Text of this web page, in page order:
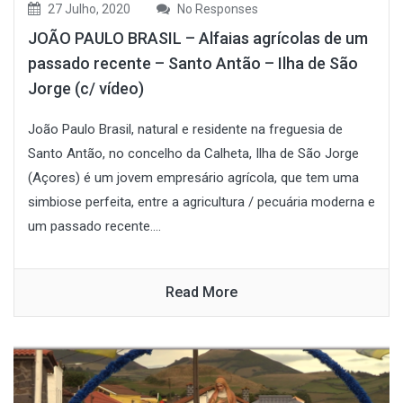
27 Julho, 2020 No Responses
JOÃO PAULO BRASIL – Alfaias agrícolas de um
passado recente – Santo Antão – Ilha de São
Jorge (c/ vídeo)
João Paulo Brasil, natural e residente na freguesia de
Santo Antão, no concelho da Calheta, Ilha de São Jorge
(Açores) é um jovem empresário agrícola, que tem uma
simbiose perfeita, entre a agricultura / pecuária moderna e
um passado recente....
Read More